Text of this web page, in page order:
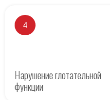
4
Нарушение глотательной
функции